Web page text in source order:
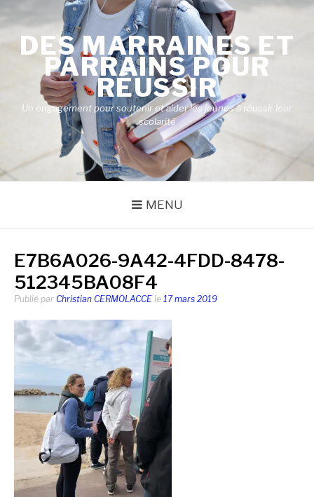
contenuDES MARRAINES ET
PARRAINS POUR
RÉUSSIR
Un engagement pour soutenir et aider les jeunes à réussir leur
scolarité
MENU
E7B6A026-9A42-4FDD-8478-
512345BA08F4
Publié par Christian CERMOLACCE le 17 mars 2019